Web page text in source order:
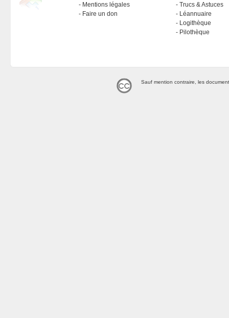
Mentions légales
Faire un don
Trucs & Astuces
Léannuaire
Logithèque
Pilothèque
Sauf mention contraire, les